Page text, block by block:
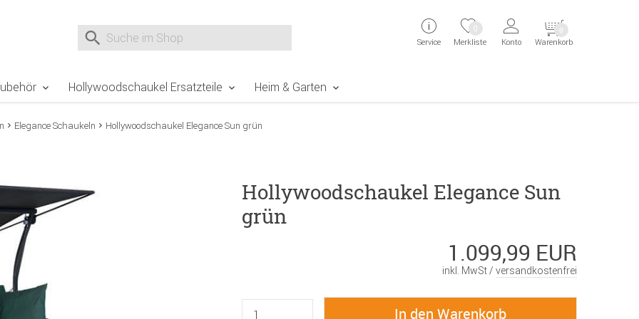
Suche nach
Service Merkliste
0
Konto Warenkorb
0
Hollywoodschaukel Ersatzteile Heim & Garten
Elegance Schaukeln Hollywoodschaukel Elegance Sun grün
Hollywoodschaukel Elegance Sun
grün
1.099,99 EUR
inkl. MwSt / versandkostenfrei